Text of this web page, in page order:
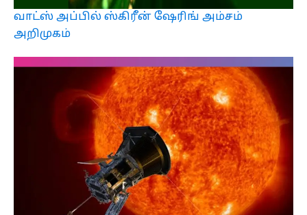
வாட்ஸ் அப்பில் ஸ்கிரீன் ஷேரிங் அம்சம்
அறிமுகம்